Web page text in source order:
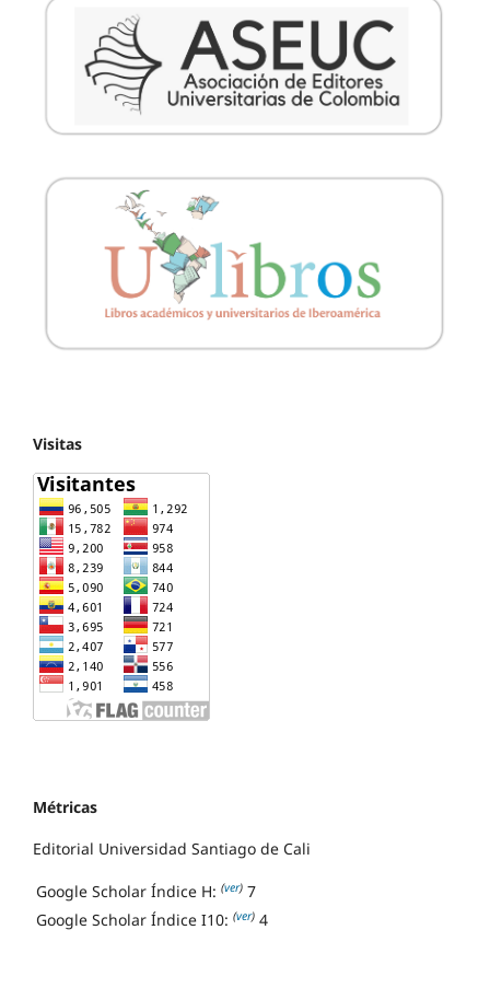
Visitas
Métricas
Editorial Universidad Santiago de Cali
Google Scholar Índice H: (ver) 7
Google Scholar Índice I10: (ver) 4